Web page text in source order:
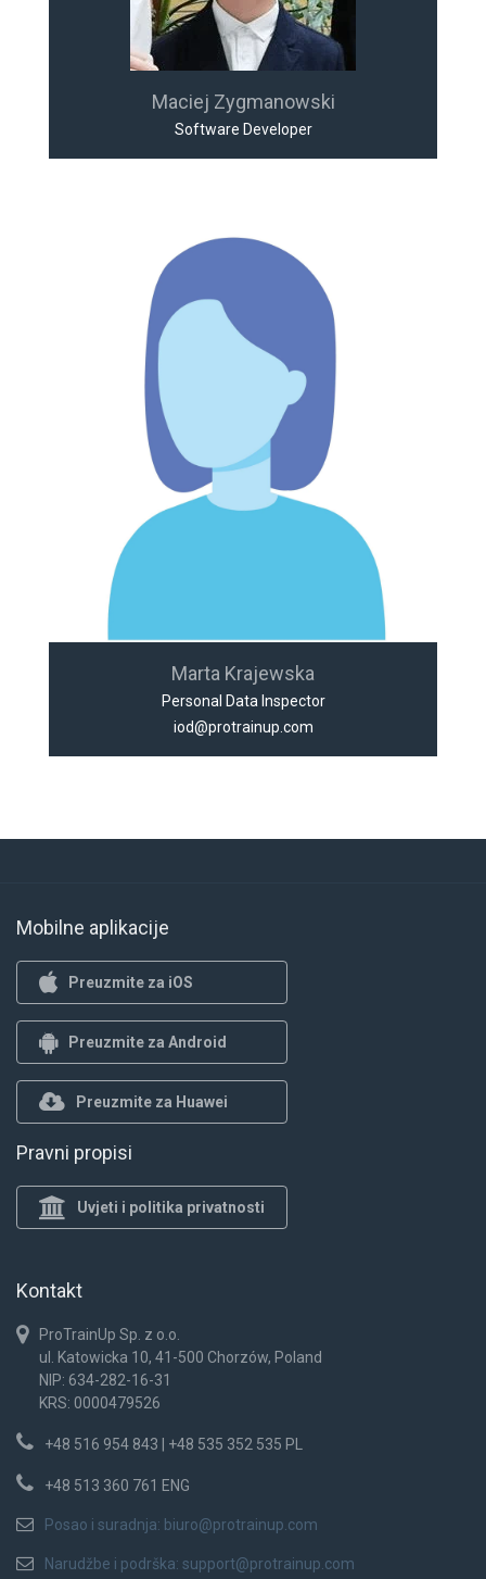
Maciej Zygmanowski
Software Developer
Marta Krajewska
Personal Data Inspector
iod@protrainup.com
Mobilne aplikacije
Preuzmite za iOS
Preuzmite za Android
Preuzmite za Huawei
Pravni propisi
Uvjeti i politika privatnosti
Kontakt
ProTrainUp Sp. z o.o.
ul. Katowicka 10, 41-500 Chorzów, Poland
NIP: 634-282-16-31
KRS: 0000479526
+48 516 954 843 | +48 535 352 535 PL
+48 513 360 761 ENG
Posao i suradnja: biuro@protrainup.com
Narudžbe i podrška: support@protrainup.com